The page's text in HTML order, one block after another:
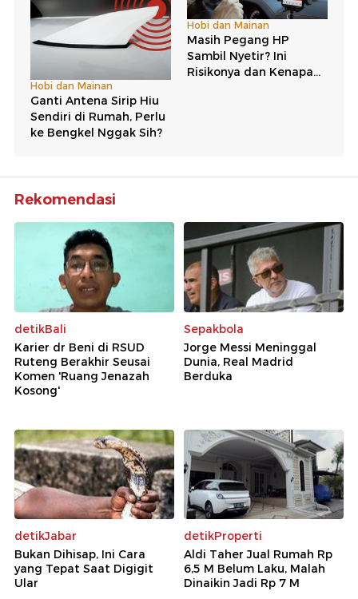
Rekomendasi
detikBali
Karier dr Beni di RSUD
Ruteng Berakhir Seusai
Komen 'Ruang Jenazah
Kosong'
Sepakbola
Jorge Messi Meninggal
Dunia, Real Madrid
Berduka
detikJabar
Bukan Dihisap, Ini Cara
yang Tepat Saat Digigit
Ular
detikProperti
Aldi Taher Jual Rumah Rp
6,5 M Belum Laku, Malah
Dinaikin Jadi Rp 7 M